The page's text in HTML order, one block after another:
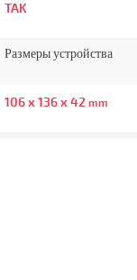
TAK
Размеры устройства
106 x 136 x 42 mm